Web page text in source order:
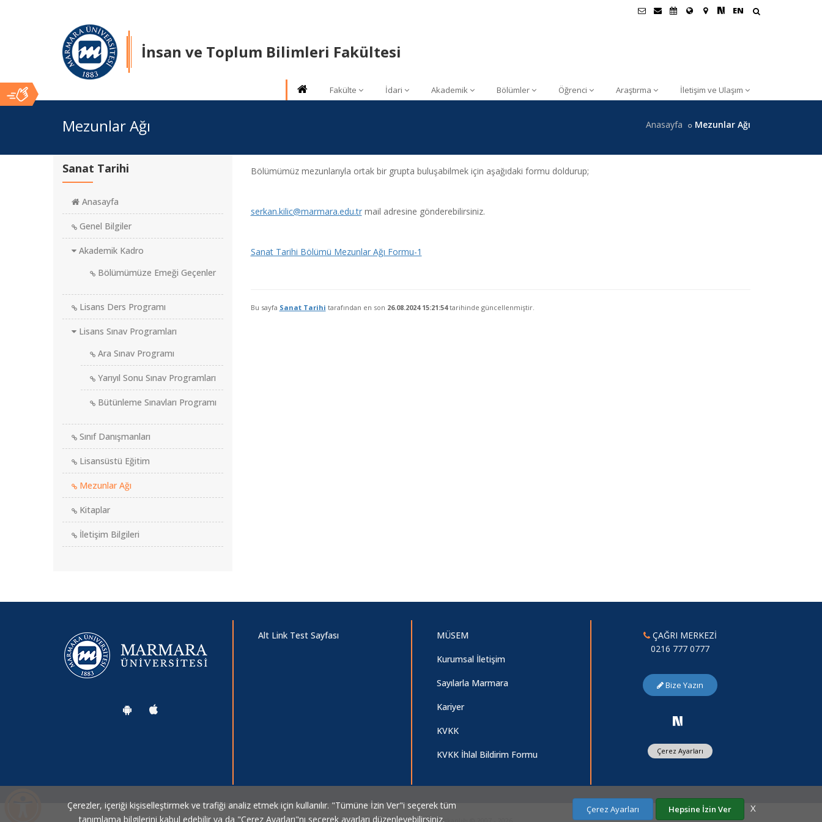
EN
İnsan ve Toplum Bilimleri Fakültesi
Fakülte İdari Akademik Bölümler Öğrenci Araştırma İletişim ve Ulaşım
İçerik
Mezunlar Ağı Anasayfa Mezunlar Ağı
Bölümümüz mezunlarıyla ortak bir grupta buluşabilmek için aşağıdaki formu doldurup;
serkan.kilic@marmara.edu.trmail adresine gönderebilirsiniz.
Sanat Tarihi Bölümü Mezunlar Ağı Formu-1
Bu sayfa Sanat Tarihi tarafından en son 26.08.2024 15:21:54tarihinde güncellenmiştir.
Sanat Tarihi
Anasayfa
Genel Bilgiler
Akademik Kadro
Bölümümüze Emeği Geçenler
Lisans Ders Programı
Lisans Sınav Programları
Ara Sınav Programı
Yarıyıl Sonu Sınav Programları
Bütünleme Sınavları Programı
Sınıf Danışmanları
Lisansüstü Eğitim
Mezunlar Ağı
Kitaplar
İletişim Bilgileri
Alt Link Test Sayfası MÜSEM
Kurumsal İletişim
Sayılarla Marmara
Kariyer
KVKK
KVKK İhlal Bildirim Formu
ÇAĞRI MERKEZİ
0216 777 0777
Bize Yazın
Çerez Ayarları
Çerezler, içeriği kişiselleştirmek ve trafiği analiz etmek için kullanılır. "Tümüne İzin Ver"i seçerek tüm
tanımlama bilgilerini kabul edebilir ya da "Çerez Ayarları"nı seçerek ayarları düzenleyebilirsiniz.
Çerez Ayarları Hepsine İzin Ver X